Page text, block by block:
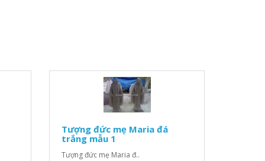
Tượng đức mẹ Maria đá
trắng mẫu 1
Tượng đức mẹ Maria đ..